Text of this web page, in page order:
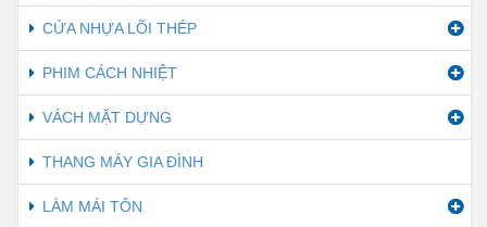
CỬA NHỰA LÕI THÉP
PHIM CÁCH NHIỆT
VÁCH MẶT DỰNG
THANG MÁY GIA ĐÌNH
LÀM MÁI TÔN